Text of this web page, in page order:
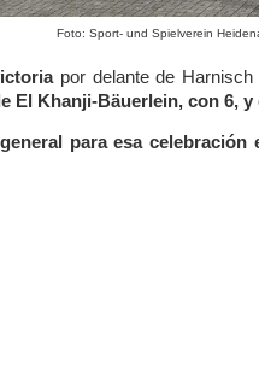
Foto: Sport- und Spielverein
por delante de
El Khanji-Bäuerlein, con 6,
para esa celebración